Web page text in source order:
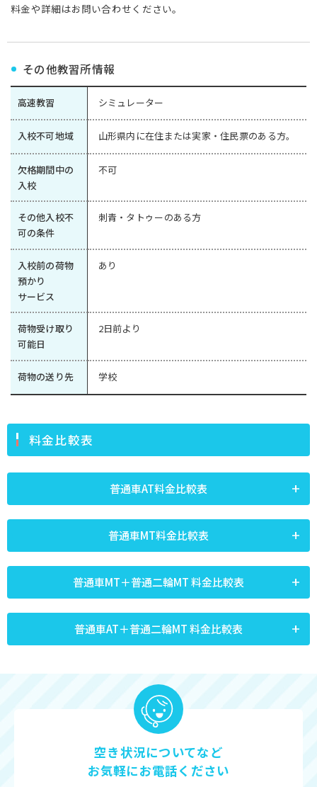
料金や詳細はお問い合わせください。
その他教習所情報
高速教習 シミュレーター
入校不可地域 山形県内に在住または実家・住民票のある方。
欠格期間中の
入校
不可
その他入校不
可の条件
刺青・タトゥーのある方
入校前の荷物
預かり
サービス
あり
荷物受け取り
可能日
2日前より
荷物の送り先 学校
料金比較表
普通車AT料金比較表
普通車MT料金比較表
普通車MT＋普通二輪MT 料金比較表
普通車AT＋普通二輪MT 料金比較表
空き状況についてなど
お気軽にお電話ください